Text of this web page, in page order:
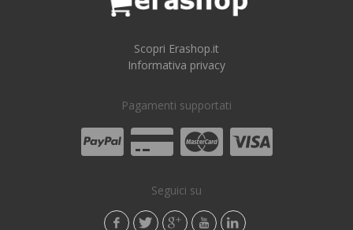
Scopri Erashop.it
Informativa privacy
Pagamenti supportati
Seguici su